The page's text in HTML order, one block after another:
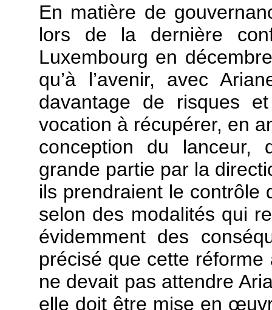
En matière de
lors de la dernière
Luxembourg en
qu’à l’avenir, avec
davantage de risques
vocation à récupérer, en
conception du lanceur,
grande partie par la
ils prendraient le contrôle
selon des modalités qui
évidemment des
précisé que cette
ne devait pas attendre
elle doit être mise en